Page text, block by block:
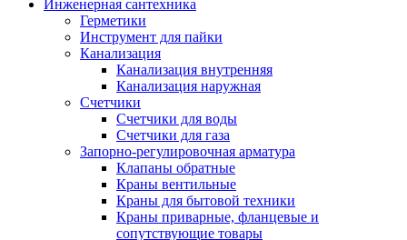
Инженерная сантехника
Герметики
Инструмент для пайки
Канализация
Канализация внутренняя
Канализация наружная
Счетчики
Счетчики для воды
Счетчики для газа
Запорно-регулировочная арматура
Клапаны обратные
Краны вентильные
Краны для бытовой техники
Краны приварные, фланцевые и
сопутствующие товары